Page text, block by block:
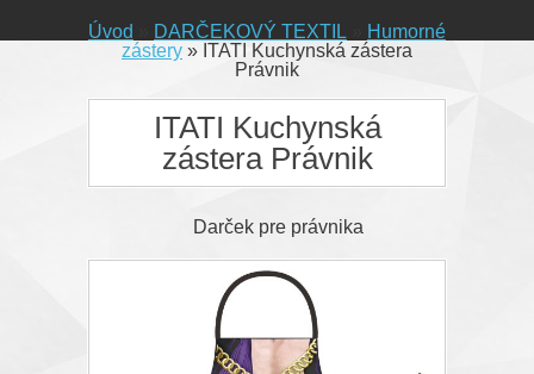
Úvod DARČEKOVÝ TEXTIL
Humorné
zástery » ITATI Kuchynská zástera
Právnik
ITATI Kuchynská
zástera Právnik
Darček pre právnika